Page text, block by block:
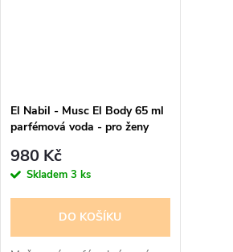
El Nabil - Musc El Body 65 ml
parfémová voda - pro ženy
980 Kč
Skladem 3 ks
DO KOŠÍKU